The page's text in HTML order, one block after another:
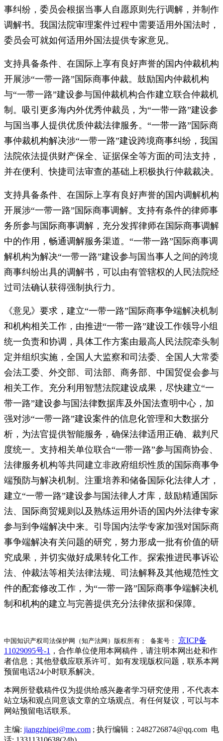
事纠纷，委员会根据当事人自愿原则先行调解，并制作
调解书。我国法院审理案件过程中需要适用外国法时，
委员会可就如何适用外国法提供专家意见。
支持具备条件、在国际上享有良好声誉的国内仲裁机构
开展涉“一带一路”国际商事仲裁。鼓励国内仲裁机构
与“一带一路”建设参与国仲裁机构合作建立联合仲裁机
制。吸引更多海内外优秀仲裁员，为“一带一路”建设参
与国当事人提供优质仲裁法律服务。“一带一路”国际商
事仲裁机构解决涉“一带一路”建设跨境商事纠纷，我国
法院依法提供财产保全、证据保全等方面的司法支持，
并在便利、快捷司法审查的基础上积极执行仲裁裁决。
支持具备条件、在国际上享有良好声誉的国内调解机构
开展涉“一带一路”国际商事调解。支持有条件的律师事
务所参与国际商事调解，充分发挥律师在国际商事调解
中的作用，畅通调解服务渠道。“一带一路”国际商事调
解机构为解决“一带一路”建设参与国当事人之间的跨境
商事纠纷出具的调解书，可以由有管辖权的人民法院经
过司法确认获得强制执行力。
《意见》要求，建立“一带一路”国际商事争端解决机制
和机构相关工作，由推进“一带一路”建设工作领导小组
统一负责和协调，具体工作方案由最高人民法院牵头制
定并组织实施，全国人大监察和司法委、全国人大常委
会法工委、外交部、司法部、商务部、中国贸促会参与
相关工作。充分利用智慧法院建设成果，尽快建立“一
带一路”建设参与国法律数据库及外国法查明中心，加
强对涉“一带一路”建设案件的信息化管理和大数据分
析，为法官提供智能服务，确保法律适用正确、裁判尺
度统一。支持相关单位联合“一带一路”参与国商协会、
法律服务机构等共同建立非政府组织性质的国际商事争
端预防与解决机制。注重培养和储备国际化法律人才，
建立“一带一路”建设参与国法律人才库，鼓励精通国际
法、国际商贸规则以及熟练运用外语的国内外法律专家
参与到争端解决中来。引导国内法学专家加强对国际商
事争端解决有关问题的研究，努力形成一批有价值的研
究成果，并切实做好成果转化工作。探索推进民事诉讼
法、仲裁法等相关法律法规、司法解释及其他规范性文
件的配套修改工作，为“一带一路”国际商事争端解决机
制和机构的建立与完善提供充分法律依据和保障。
中国知识产权司法保护网（知产法网）版权所有； 备案号： 京ICP备
11029095号-1 ，合作单位使用本网稿件，请注明本网出处和作
者信息；其他登载应联系许可。如有发现版权问题，联系本网
预留电话24小时联系解决。
本网所登载稿件仅为提供给感兴趣者学习研究使用，不代表本
站立场和观点同意该文章的立场观点。有任何疑议，可以与本
网站预留电话联系。
主编: jiangzhipei@me.com ; 执行编辑：2482726874@qq.com 电